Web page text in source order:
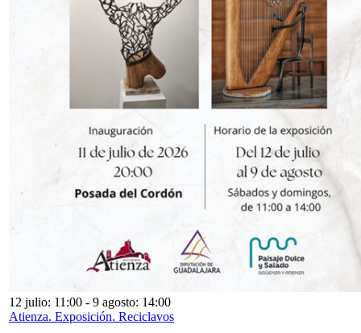
12 julio: 11:00 - 9 agosto: 14:00
Atienza. Exposición. Reciclavos